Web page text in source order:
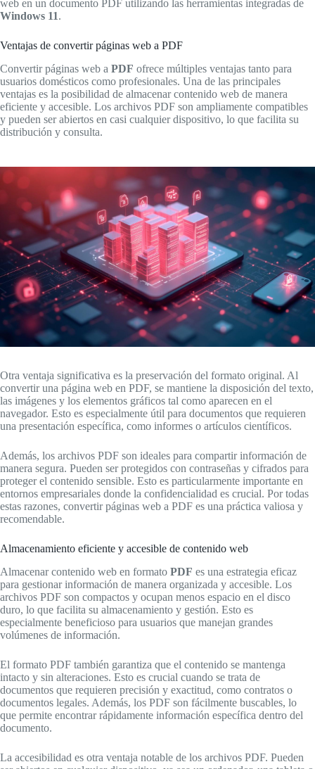
web en un documento PDF utilizando las herramientas integradas de
Windows 11.
Ventajas de convertir páginas web a PDF
Convertir páginas web a PDF ofrece múltiples ventajas tanto para
usuarios domésticos como profesionales. Una de las principales
ventajas es la posibilidad de almacenar contenido web de manera
eficiente y accesible. Los archivos PDF son ampliamente compatibles
y pueden ser abiertos en casi cualquier dispositivo, lo que facilita su
distribución y consulta.
Otra ventaja significativa es la preservación del formato original. Al
convertir una página web en PDF, se mantiene la disposición del texto,
las imágenes y los elementos gráficos tal como aparecen en el
navegador. Esto es especialmente útil para documentos que requieren
una presentación específica, como informes o artículos científicos.
Además, los archivos PDF son ideales para compartir información de
manera segura. Pueden ser protegidos con contraseñas y cifrados para
proteger el contenido sensible. Esto es particularmente importante en
entornos empresariales donde la confidencialidad es crucial. Por todas
estas razones, convertir páginas web a PDF es una práctica valiosa y
recomendable.
Almacenamiento eficiente y accesible de contenido web
Almacenar contenido web en formato PDF es una estrategia eficaz
para gestionar información de manera organizada y accesible. Los
archivos PDF son compactos y ocupan menos espacio en el disco
duro, lo que facilita su almacenamiento y gestión. Esto es
especialmente beneficioso para usuarios que manejan grandes
volúmenes de información.
El formato PDF también garantiza que el contenido se mantenga
intacto y sin alteraciones. Esto es crucial cuando se trata de
documentos que requieren precisión y exactitud, como contratos o
documentos legales. Además, los PDF son fácilmente buscables, lo
que permite encontrar rápidamente información específica dentro del
documento.
La accesibilidad es otra ventaja notable de los archivos PDF. Pueden